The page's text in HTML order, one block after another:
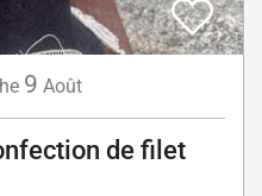
9 Août
de filet